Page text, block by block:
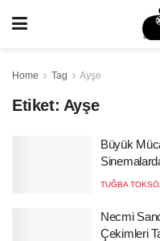
Home Tag Ayşe
Etiket: Ayşe
Büyük
TUĞBA
Necmi
Çekimleri